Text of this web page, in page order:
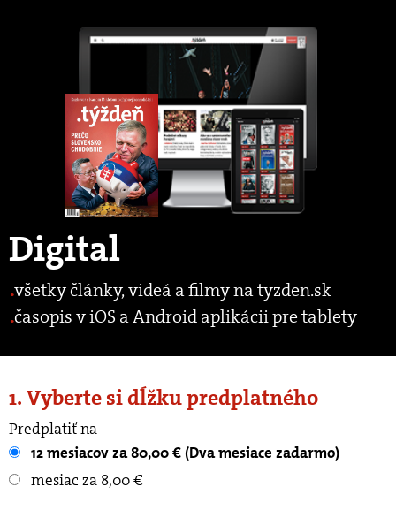
Digital
všetky články, videá a filmy na tyzden.sk
časopis v iOS a Android aplikácii pre tablety
1. Vyberte si dĺžku predplatného
Predplatiť na
12 mesiacov za 80,00 € (Dva mesiace zadarmo)
mesiac za 8,00 €